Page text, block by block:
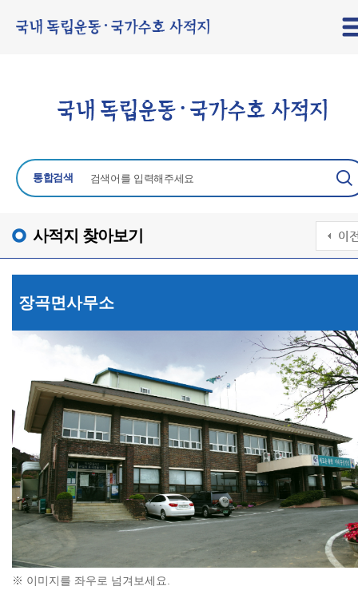
통합검색
사적지 찾아보기
장곡면사무소
※ 이미지를 좌우로 넘겨보세요.